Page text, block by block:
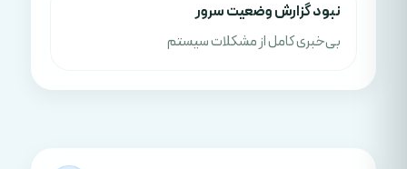
نبود گزارش وضعیت سرور
بی‌خبری کامل از مشکلات سیستم